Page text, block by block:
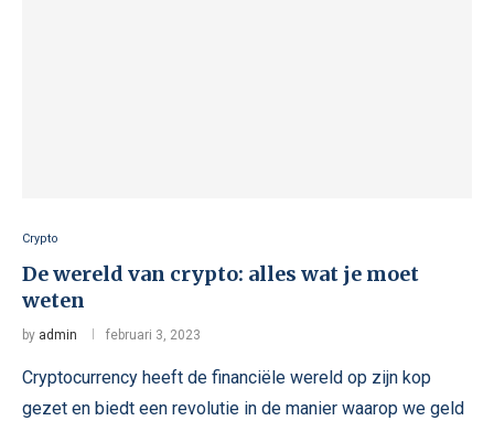
Crypto
De wereld van crypto: alles wat je moet
weten
by admin februari 3, 2023
Cryptocurrency heeft de financiële wereld op zijn kop
gezet en biedt een revolutie in de manier waarop we geld